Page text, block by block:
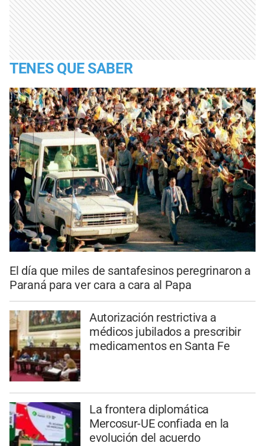
TENES QUE SABER
El día que miles de santafesinos peregrinaron a
Paraná para ver cara a cara al Papa
Autorización restrictiva a
médicos jubilados a prescribir
medicamentos en Santa Fe
La frontera diplomática
Mercosur-UE confiada en la
evolución del acuerdo